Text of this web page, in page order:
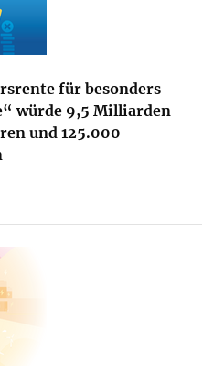
für besonders
würde 9,5 Milliarden
und 125.000